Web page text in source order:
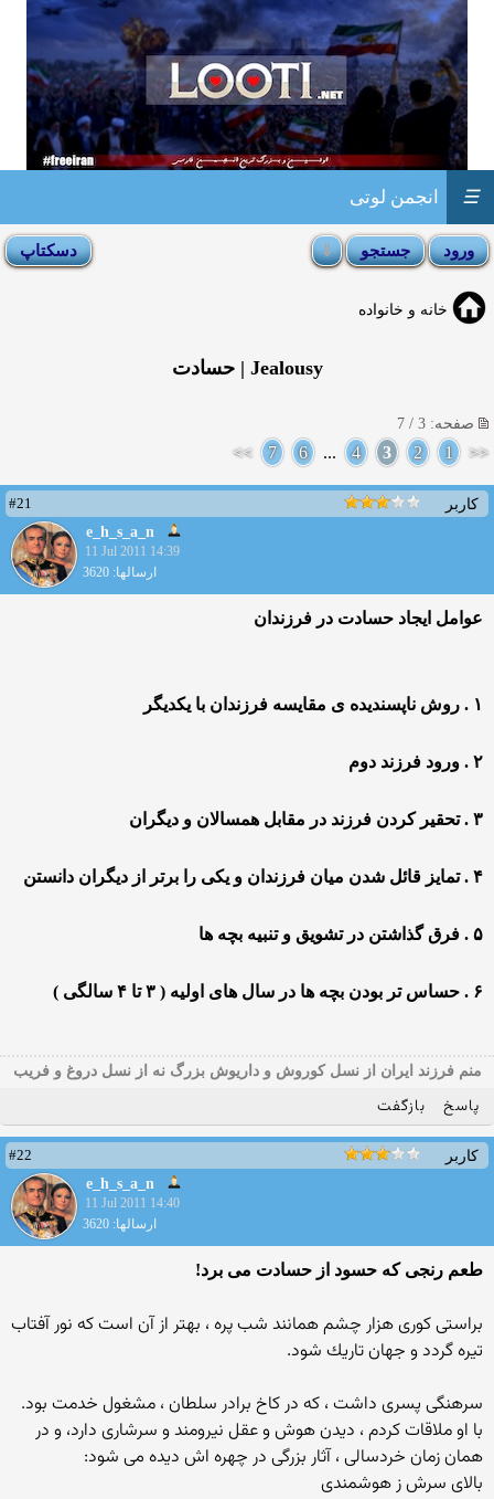
انجمن لوتی ☰
خانه و خانواده
Jealousy | حسادت
صفحه: 3 / 7
<<
1
2
3
4
...
6
7
>>
کاربر
#21
e_h_s_a_n
11 Jul 2011 14:39
ارسالها: 3620
عوامل ایجاد حسادت در فرزندان
۱ . روش ناپسندیده ی مقایسه فرزندان با یکدیگر
۲ . ورود فرزند دوم
۳ . تحقیر کردن فرزند در مقابل همسالان و دیگران
۴ . تمایز قائل شدن میان فرزندان و یکی را برتر از دیگران دانستن
۵ . فرق گذاشتن در تشویق و تنبیه بچه ها
۶ . حساس تر بودن بچه ها در سال های اولیه ( ۳ تا ۴ سالگی )
منم فرزند ایران از نسل کوروش و داریوش بزرگ نه از نسل دروغ و فریب
پاسخ بازگفت
کاربر
#22
e_h_s_a_n
11 Jul 2011 14:40
ارسالها: 3620
طعم رنجی که حسود از حسادت می برد!
براستى كورى هزار چشم همانند شب پره ، بهتر از آن است كه نور آفتاب
تيره گردد و جهان تاريك شود.
سرهنگى پسرى داشت ، كه در كاخ برادر سلطان ، مشغول خدمت بود.
با او ملاقات كردم ، ديدن هوش و عقل نيرومند و سرشارى دارد، و در
همان زمان خردسالى ، آثار بزرگى در چهره اش ديده مى شود:
بالاى سرش ز هوشمندى